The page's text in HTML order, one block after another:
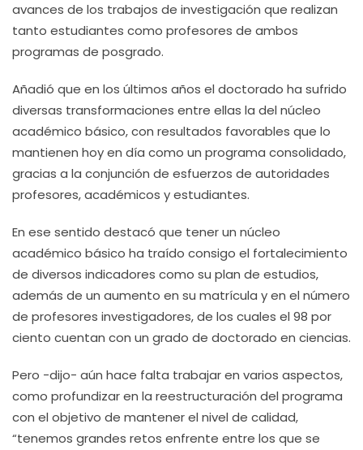
avances de los trabajos de investigación que realizan
tanto estudiantes como profesores de ambos
programas de posgrado.
Añadió que en los últimos años el doctorado ha sufrido
diversas transformaciones entre ellas la del núcleo
académico básico, con resultados favorables que lo
mantienen hoy en día como un programa consolidado,
gracias a la conjunción de esfuerzos de autoridades
profesores, académicos y estudiantes.
En ese sentido destacó que tener un núcleo
académico básico ha traído consigo el fortalecimiento
de diversos indicadores como su plan de estudios,
además de un aumento en su matrícula y en el número
de profesores investigadores, de los cuales el 98 por
ciento cuentan con un grado de doctorado en ciencias.
Pero -dijo- aún hace falta trabajar en varios aspectos,
como profundizar en la reestructuración del programa
con el objetivo de mantener el nivel de calidad,
“tenemos grandes retos enfrente entre los que se